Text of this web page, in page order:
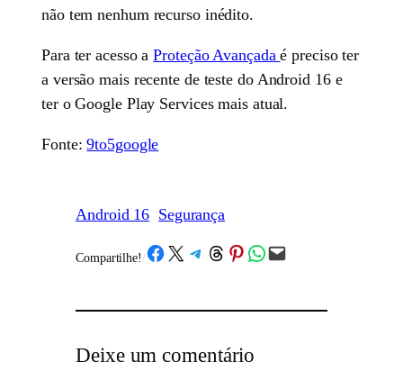
não tem nenhum recurso inédito.
Para ter acesso aProteção Avançadaé preciso ter
a versão mais recente de teste do Android 16 e
ter o Google Play Services mais atual.
Fonte:9to5google
Android 16 Segurança
Compartilhe! /Share on Facebook
Share on X Share on Telegram
Share on Threads
Share on Pinterest
Share on WhatsApp
Email this Page
Deixe um comentário